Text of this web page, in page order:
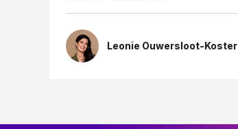
Leonie Ouwersloot-Koster